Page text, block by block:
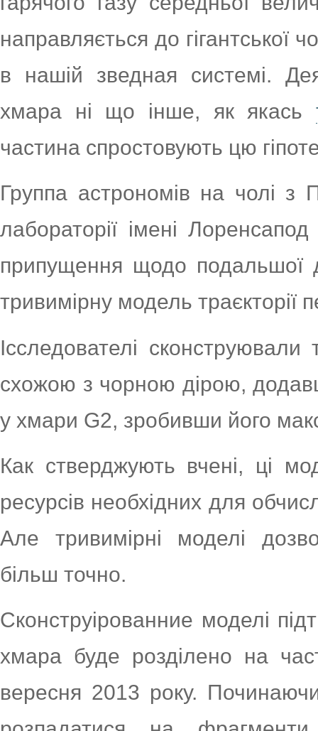
направляється до гігантської
в нашій зведная системі.
хмара ні що інше, як якась
частина спростовують цю
Группа астрономів на чолі з
лабораторії імені
припущення щодо подальшої
тривимірну модель траєкторії
Ісследователі
схожою з чорною дірою,
у хмари G2, зробивши його
Как стверджують вчені, ці
ресурсів необхідних для
Але тривимірні моделі
більш точно.
Сконструірованние моделі
хмара буде розділено на
вересня 2013 року.